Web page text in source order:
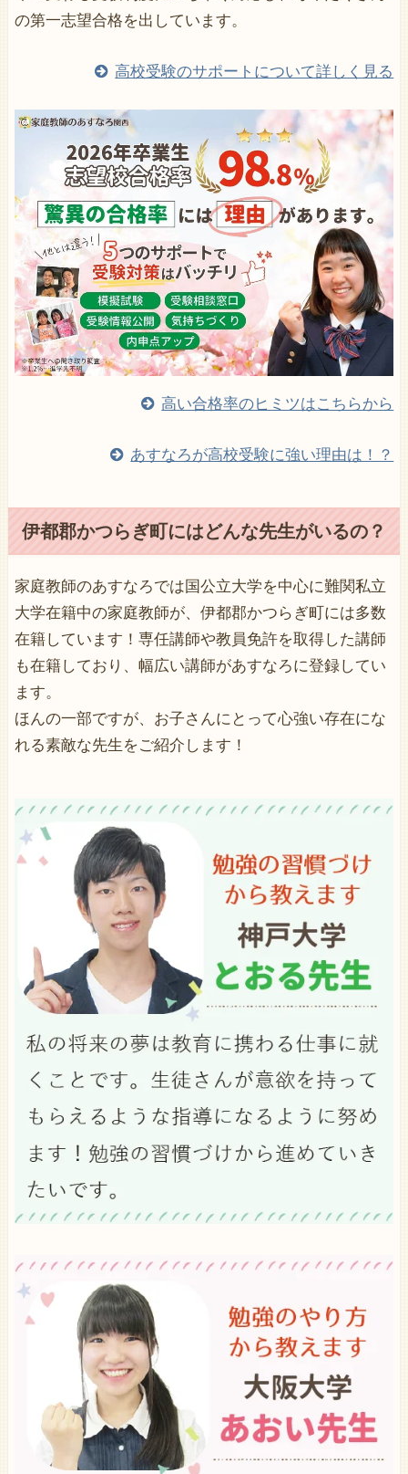
の第一志望合格を出しています。
高校受験のサポートについて詳しく見る
高い合格率のヒミツはこちらから
あすなろが高校受験に強い理由は！？
伊都郡かつらぎ町にはどんな先生がいるの？
家庭教師のあすなろでは国公立大学を中心に難関私立
大学在籍中の家庭教師が、伊都郡かつらぎ町には多数
在籍しています！専任講師や教員免許を取得した講師
も在籍しており、幅広い講師があすなろに登録してい
ます。
ほんの一部ですが、お子さんにとって心強い存在にな
れる素敵な先生をご紹介します！